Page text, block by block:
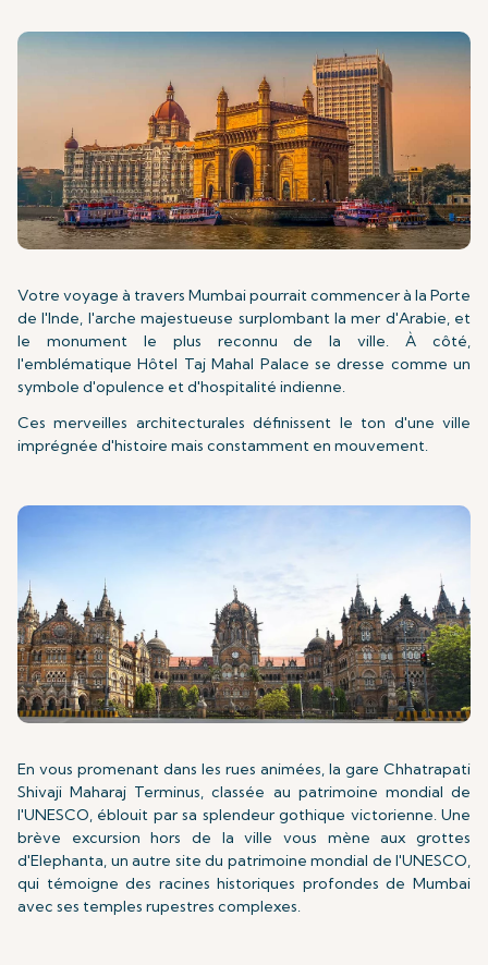
Votre voyage à travers Mumbai pourrait commencer à la Porte
de l'Inde, l'arche majestueuse surplombant la mer d'Arabie, et
le monument le plus reconnu de la ville. À côté,
l'emblématique Hôtel Taj Mahal Palace se dresse comme un
symbole d'opulence et d'hospitalité indienne.
Ces merveilles architecturales définissent le ton d'une ville
imprégnée d'histoire mais constamment en mouvement.
En vous promenant dans les rues animées, la gare Chhatrapati
Shivaji Maharaj Terminus, classée au patrimoine mondial de
l'UNESCO, éblouit par sa splendeur gothique victorienne. Une
brève excursion hors de la ville vous mène aux grottes
d'Elephanta, un autre site du patrimoine mondial de l'UNESCO,
qui témoigne des racines historiques profondes de Mumbai
avec ses temples rupestres complexes.